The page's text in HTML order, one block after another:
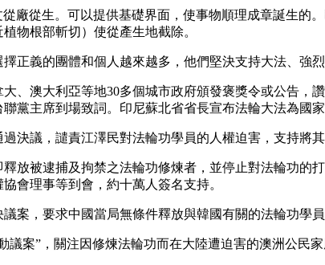
廠從生。可以提供基礎界面，使事物順理成章誕生的
物根部斬切）使從產生地截除。
正義的團體和個人越來越多，他們堅決支持大法、強烈
、澳大利亞等地30多個城市政府頒發褒獎令或公告
黨主席到場致詞。印尼蘇北省省長宣布法輪大法為國
決議，譴責江澤民對法輪功學員的人權迫害，支持將其
放被逮捕及拘禁之法輪功修煉者，並停止對法輪功
會理事等到會，約十萬人簽名支持。
案，要求中國當局無條件釋放與韓國有關的法輪功學
議案”，關注因修煉法輪功而在大陸遭迫害的澳洲公民家